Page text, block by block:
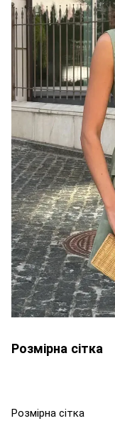
Розмірна сітка
Розмірна сітка